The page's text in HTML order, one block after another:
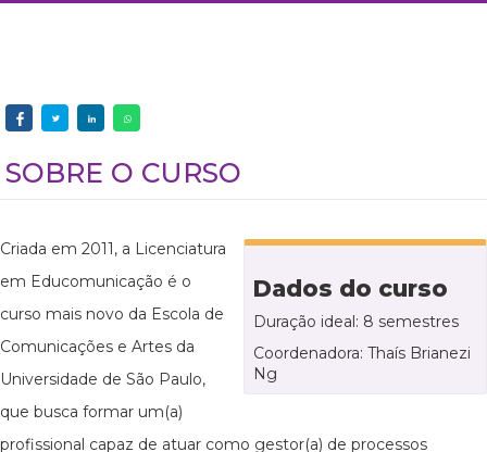
SOBRE O CURSO
Dados do curso
Duração ideal: 8 semestres
Coordenadora: Thaís Brianezi
Ng
Criada em 2011, a Licenciatura
em Educomunicação é o
curso mais novo da Escola de
Comunicações e Artes da
Universidade de São Paulo,
que busca formar um(a)
profissional capaz de atuar como gestor(a) de processos